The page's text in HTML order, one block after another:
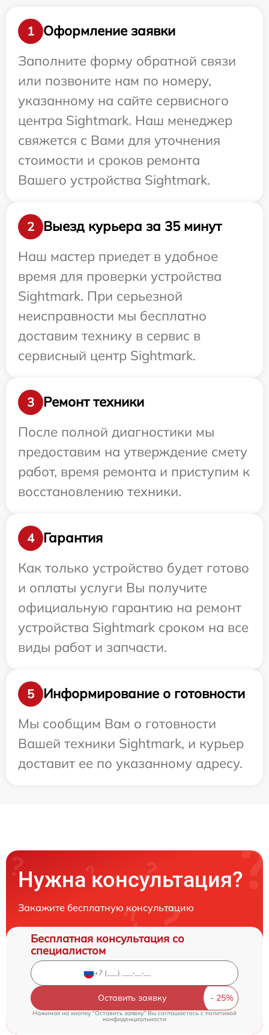
1
Оформление заявки
Заполните форму обратной связи
или позвоните нам по номеру,
указанному на сайте сервисного
центра Sightmark. Наш менеджер
свяжется с Вами для уточнения
стоимости и сроков ремонта
Вашего устройства Sightmark.
2
Выезд курьера за 35 минут
Наш мастер приедет в удобное
время для проверки устройства
Sightmark. При серьезной
неисправности мы бесплатно
доставим технику в сервис в
сервисный центр Sightmark.
3
Ремонт техники
После полной диагностики мы
предоставим на утверждение смету
работ, время ремонта и приступим к
восстановлению техники.
4
Гарантия
Как только устройство будет готово
и оплаты услуги Вы получите
официальную гарантию на ремонт
устройства Sightmark сроком на все
виды работ и запчасти.
5
Информирование о готовности
Мы сообщим Вам о готовности
Вашей техники Sightmark, и курьер
доставит ее по указанному адресу.
Нужна консультация?
Закажите бесплатную консультацию
Бесплатная консультация со
специалистом
Оставить заявку
Нажимая на кнопку "Оставить заявку" Вы соглашаетесь cполитикой
конфиденциальности